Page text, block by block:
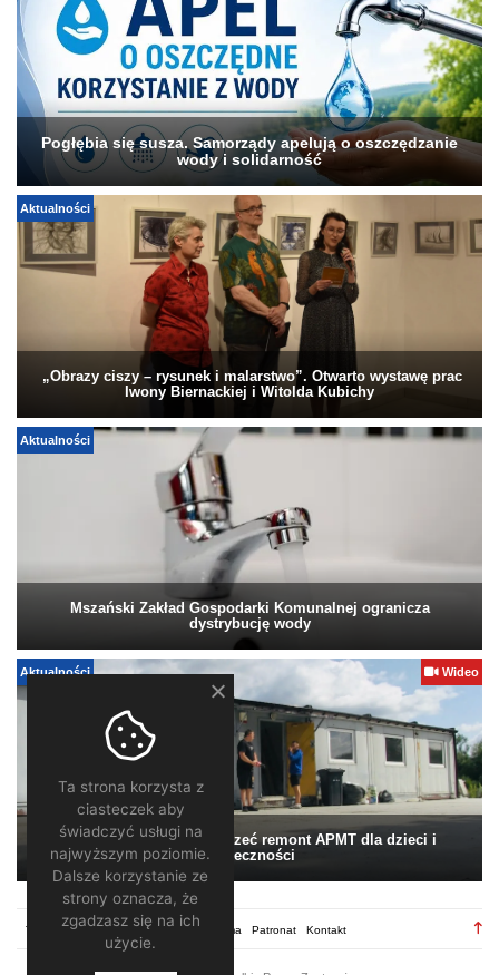
Pogłębia się susza. Samorządy apelują o oszczędzanie
wody i solidarność
Aktualności
„Obrazy ciszy – rysunek i malarstwo”. Otwarto wystawę prac
Iwony Biernackiej i Witolda Kubichy
Aktualności
Mszański Zakład Gospodarki Komunalnej ogranicza
dystrybucję wody
Aktualności Wideo
Pomagamy. Warto wesprzeć remont APMT dla dzieci i
społeczności
Regulamin Redakcja Reklama Patronat Kontakt
Ta strona korzysta z
ciasteczek aby
świadczyć usługi na
najwyższym poziomie.
Dalsze korzystanie ze
strony oznacza, że
zgadzasz się na ich
użycie.